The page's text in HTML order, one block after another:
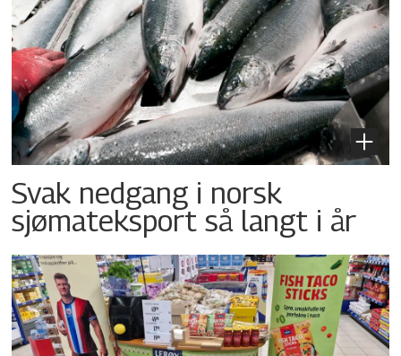
Svak nedgang i norsk
sjømateksport så langt i år